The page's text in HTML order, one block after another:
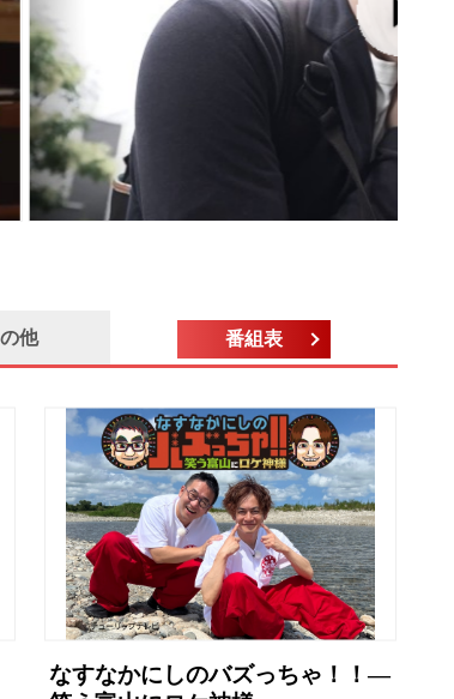
他 番組表
なすなかにしのバズっちゃ！！―